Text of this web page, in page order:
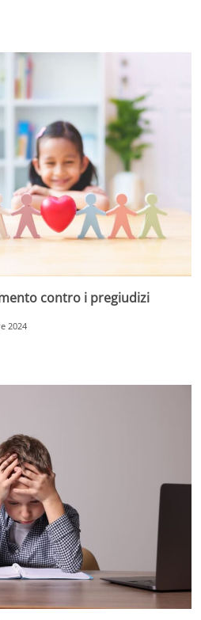
contro i pregiudizi
2024